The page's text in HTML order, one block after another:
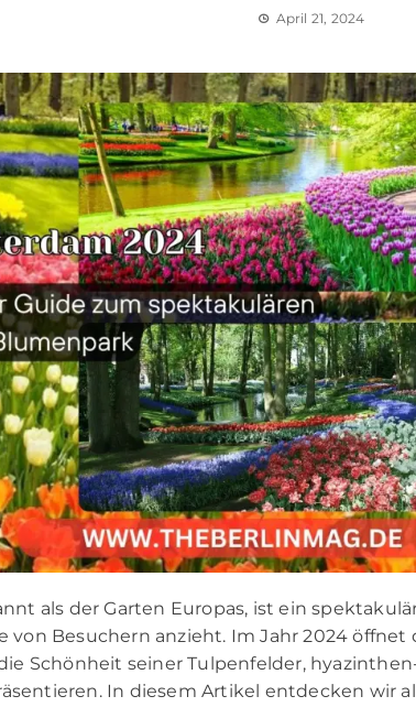
April 21, 2024
als der Garten Europas, ist ein
von Besuchern anzieht. Im Jahr 2024 öffnet
Schönheit seiner Tulpenfelder,
In diesem Artikel entdecken wir